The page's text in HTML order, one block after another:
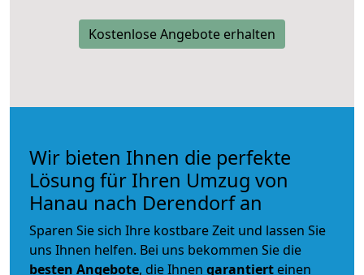
Kostenlose Angebote erhalten
Wir bieten Ihnen die perfekte
Lösung für Ihren Umzug von
Hanau nach Derendorf an
Sparen Sie sich Ihre kostbare Zeit und lassen Sie
uns Ihnen helfen. Bei uns bekommen Sie die
besten Angebote, die Ihnen garantiert einen